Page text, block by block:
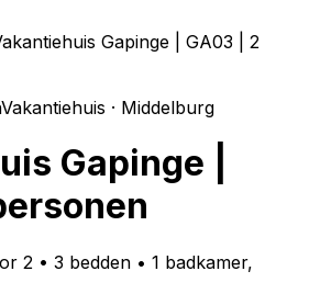
Gapinge | GA03 | 2
Vakantiehuis · Middelburg
Gapinge |
2 • 3 bedden • 1 badkamer,